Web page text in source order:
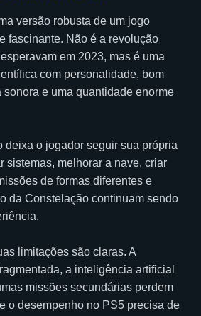
versão robusta de um jogo
fascinante. Não é a revolução
em 2023, mas é uma
com personalidade, bom
sonora e uma quantidade enorme
deixa o jogador seguir sua própria
sistemas, melhorar a nave, criar
de formas diferentes e
da Constelação continuam sendo
limitações são claras. A
a inteligência artificial
missões secundárias perdem
o desempenho no PS5 precisa de